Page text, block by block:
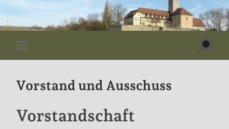
Menü
Vorstand und Ausschuss
Vorstandschaft